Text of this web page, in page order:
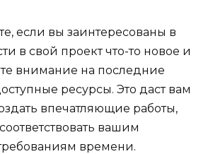
если вы заинтересованы в
в свой проект что-то новое и
внимание на последние
ресурсы. Это даст вам
впечатляющие работы,
вашим
времени.